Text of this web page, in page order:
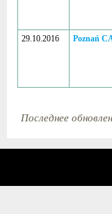
29.10.2016
Poznań
Последнее